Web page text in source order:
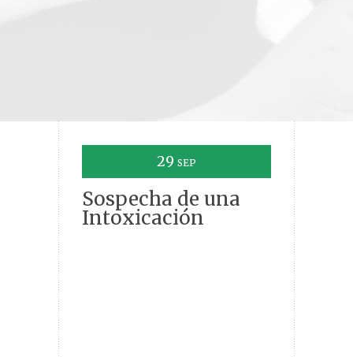
29 SEP
Sospecha de una
Intoxicación